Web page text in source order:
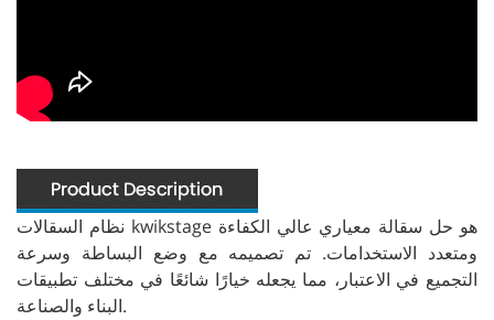
نظام السقالات kwikstage هو حل سقالة معياري عالي الكفاءة
ومتعدد الاستخدامات. تم تصميمه مع وضع البساطة وسرعة
التجميع في الاعتبار، مما يجعله خيارًا شائعًا في مختلف تطبيقات
البناء والصناعة.